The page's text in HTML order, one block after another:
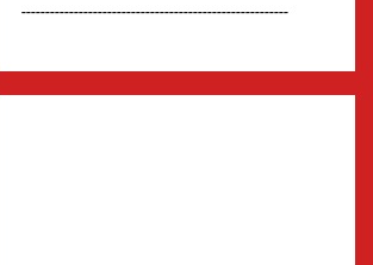
--------------------------------------------------------